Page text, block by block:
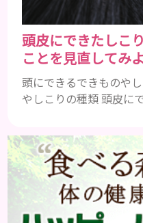
頭皮にできたしこ
ことを見直してみ
頭にできるできものや
やしこりの種類 頭皮に
も違いますし、症状や
はどんな病気なのか、
のやしこりがあるのか
存知の方もいらっしゃ
う、と読みます。これ
す。表皮は0.2mmほ...